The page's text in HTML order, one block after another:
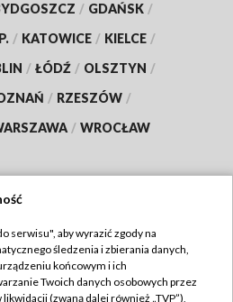
/ GDAŃSK /
/ KATOWICE / KIELCE /
/ ŁÓDŹ / OLSZTYN /
/ RZESZÓW /
/ WROCŁAW
TVP
TVP
serwisu", aby wyrazić zgody na
śledzenia i zbierania danych,
końcowym i ich
Twoich danych osobowych przez
(zwaną dalej również „TVP”),